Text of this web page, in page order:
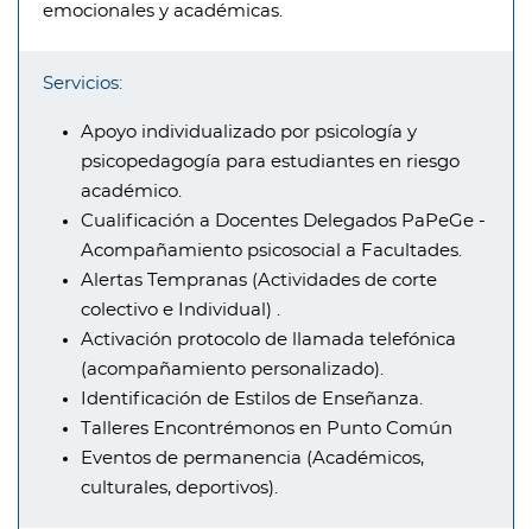
emocionales y académicas.
Servicios:
Apoyo individualizado por psicología y
psicopedagogía para estudiantes en riesgo
académico.
Cualificación a Docentes Delegados PaPeGe -
Acompañamiento psicosocial a Facultades.
Alertas Tempranas (Actividades de corte
colectivo e Individual) .
Activación protocolo de llamada telefónica
(acompañamiento personalizado).
Identificación de Estilos de Enseñanza.
Talleres Encontrémonos en Punto Común
Eventos de permanencia (Académicos,
culturales, deportivos).